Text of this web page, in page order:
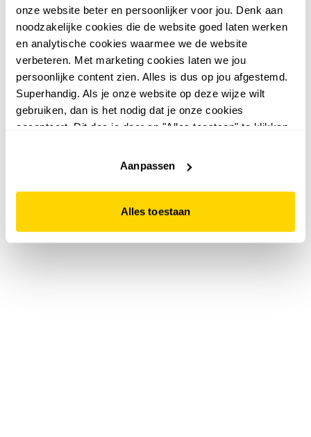
onze website beter en persoonlijker voor jou. Denk aan
noodzakelijke cookies die de website goed laten werken
en analytische cookies waarmee we de website
verbeteren. Met marketing cookies laten we jou
persoonlijke content zien. Alles is dus op jou afgestemd.
Superhandig. Als je onze website op deze wijze wilt
gebruiken, dan is het nodig dat je onze cookies
accepteert. Dit doe je door op "Alles toestaan" te klikken.
website niet optimaal functioneert.
Aanpassen
Alles toestaan